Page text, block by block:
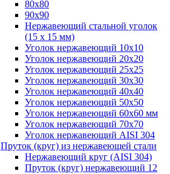
80х80
90х90
Нержавеющий стальной уголок
(15 х 15 мм)
Уголок нержавеющий 10х10
Уголок нержавеющий 20х20
Уголок нержавеющий 25х25
Уголок нержавеющий 30х30
Уголок нержавеющий 40х40
Уголок нержавеющий 50х50
Уголок нержавеющий 60х60 мм
Уголок нержавеющий 70х70
Уголок нержавеющий AISI 304
Пруток (круг) из нержавеющей стали
Нержавеющий круг (AISI 304)
Пруток (круг) нержавеющий 12